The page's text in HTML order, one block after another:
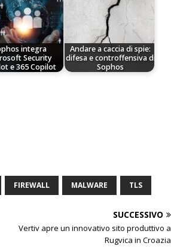
integra
Security
e 365 Copilot
Andare a caccia di spie:
difesa e controffensiva di
Sophos
FIREWALL MALWARE TLS
SUCCESSIVO
Vertiv apre un innovativo sito produttivo a
Rugvica in Croazia